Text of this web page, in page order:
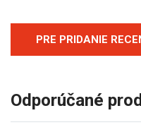
PRE PRIDANIE
Odporúčané